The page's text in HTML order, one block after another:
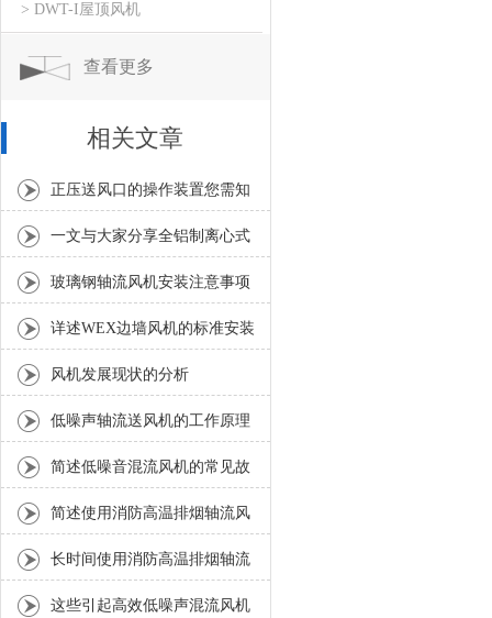
> DWT-I屋顶风机
查看更多
相关文章
正压送风口的操作装置您需知
一文与大家分享全铝制离心式
屋顶风机的操作方法
玻璃钢轴流风机安装注意事项
详述WEX边墙风机的标准安装
流程与方法
风机发展现状的分析
低噪声轴流送风机的工作原理
简述低噪音混流风机的常见故
障相应解决方法
简述使用消防高温排烟轴流风
机时所需要注意的事项
长时间使用消防高温排烟轴流
风机后出现的生锈现象解决方
这些引起高效低噪声混流风机